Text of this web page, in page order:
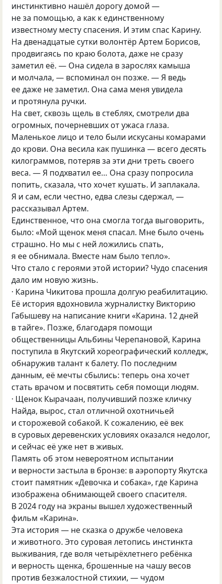
инстинктивно нашёл дорогу домой —
не за помощью, а как к единственному
известному месту спасения. И этим спас Карину.
На двенадцатые сутки волонтёр Артем Борисов,
продвигаясь по краю болота, даже не сразу
заметил её. — Она сидела в зарослях камыша
и молчала, — вспоминал он позже. — Я ведь
ее даже не заметил. Она сама меня увидела
и протянула ручки.
На свет, сквозь щель в стеблях, смотрели два
огромных, почерневших от ужаса глаза.
Маленькое лицо и тело были искусаны комарами
до крови. Она весила как пушинка — всего десять
килограммов, потеряв за эти дни треть своего
веса. — Я подхватил ее… Она сразу попросила
попить, сказала, что хочет кушать. И заплакала.
Я и сам, если честно, едва слезы сдержал, —
рассказывал Артем.
Единственное, что она смогла тогда выговорить,
было: «Мой щенок меня спасал. Мне было очень
страшно. Но мы с ней ложились спать,
я ее обнимала. Вместе нам было тепло».
Что стало с героями этой истории? Чудо спасения
дало им новую жизнь.
· Карина Чикитова прошла долгую реабилитацию.
Её история вдохновила журналистку Викторию
Габышеву на написание книги «Карина. 12 дней
в тайге». Позже, благодаря помощи
общественницы Альбины Черепановой, Карина
поступила в Якутский хореографический колледж,
обнаружив талант к балету. По последним
данным, её мечты сбылись: теперь она хочет
стать врачом и посвятить себя помощи людям.
· Щенок Кырачаан, получивший позже кличку
Найда, вырос, стал отличной охотничьей
и сторожевой собакой. К сожалению, её век
в суровых деревенских условиях оказался недолог,
и сейчас её уже нет в живых.
Память об этом невероятном испытании
и верности застыла в бронзе: в аэропорту Якутска
стоит памятник «Девочка и собака», где Карина
изображена обнимающей своего спасителя.
В 2024 году на экраны вышел художественный
фильм «Карина».
Эта история — не сказка о дружбе человека
и животного. Это суровая летопись инстинкта
выживания, где воля четырёхлетнего ребёнка
и верность щенка, брошенные на чашу весов
против безжалостной стихии, — чудом